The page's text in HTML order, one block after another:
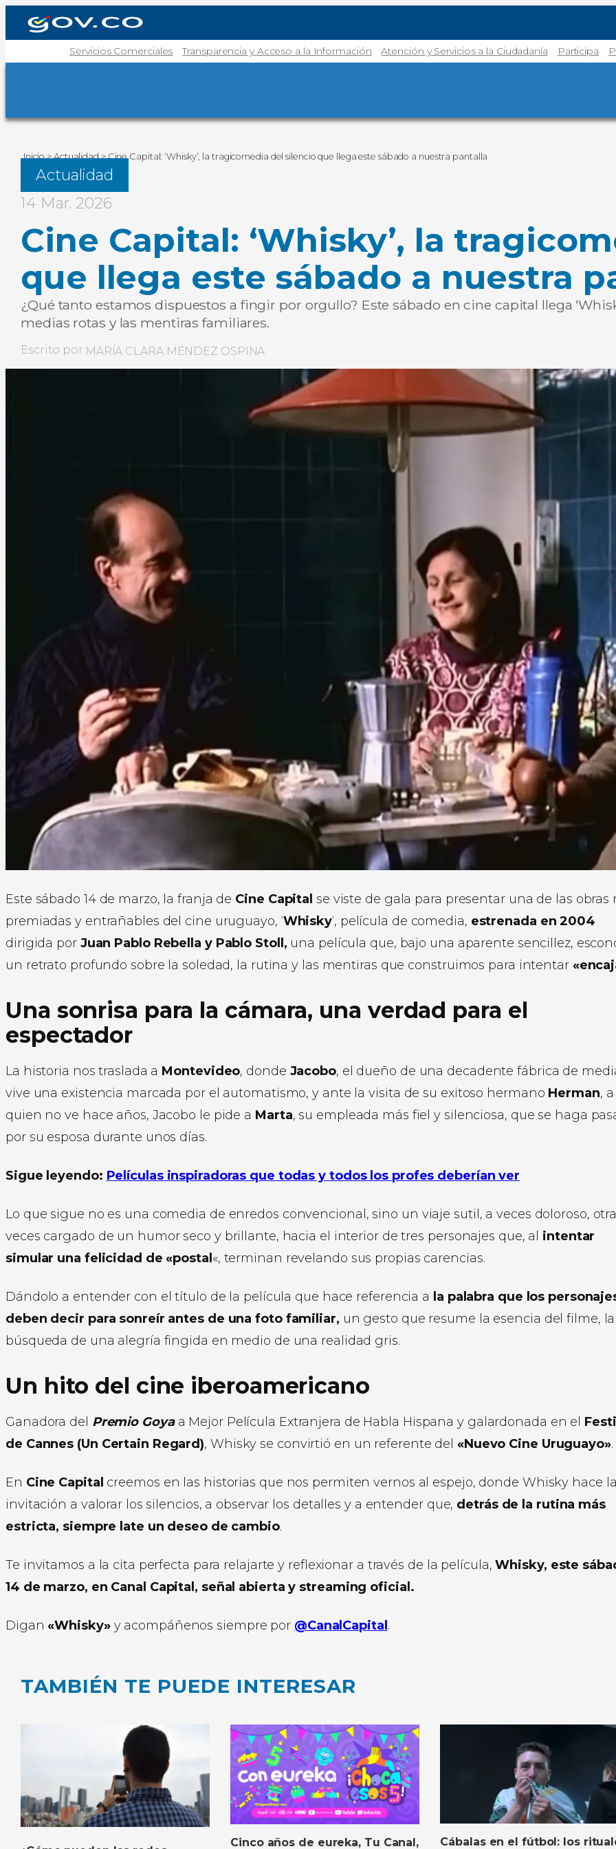
Servicios Comerciales Transparencia y Acceso a la Información Atención y Servicios a la Ciudadanía Participa
Inicio>Actualidad>Cine Capital: ‘Whisky’, la tragicomedia del silencio que llega este sábado a nuestra pantalla
Actualidad
14 Mar. 2026
Cine Capital: ‘Whisky’, la
que llega este sábado a nuestra
¿Qué tanto estamos dispuestos a fingir por orgullo? Este sábado en cine capital llega
medias rotas y las mentiras familiares.
Escrito por:MARÍA CLARA MÉNDEZ OSPINA
Este sábado 14 de marzo, la franja de Cine Capital se viste de gala para presentar una de las obras
premiadas y entrañables del cine uruguayo, ‘Whisky‘, película de comedia, estrenada en 2004
dirigida por Juan Pablo Rebella y Pablo Stoll, una película que, bajo una aparente sencillez,
un retrato profundo sobre la soledad, la rutina y las mentiras que construimos para intentar
Una sonrisa para la cámara, una verdad para el
espectador
La historia nos traslada a Montevideo, donde Jacobo, el dueño de una decadente fábrica de
vive una existencia marcada por el automatismo, y ante la visita de su exitoso hermano Herman, a
quien no ve hace años, Jacobo le pide a Marta, su empleada más fiel y silenciosa, que se haga
por su esposa durante unos días.
Sigue leyendo: Películas inspiradoras que todas y todos los profes deberían ver
Lo que sigue no es una comedia de enredos convencional, sino un viaje sutil, a veces doloroso,
veces cargado de un humor seco y brillante, hacia el interior de tres personajes que, al intentar
simular una felicidad de «postal«, terminan revelando sus propias carencias.
Dándolo a entender con el título de la película que hace referencia a la palabra que los
deben decir para sonreír antes de una foto familiar, un gesto que resume la esencia del filme, la
búsqueda de una alegría fingida en medio de una realidad gris.
Un hito del cine iberoamericano
Ganadora del Premio Goyaa Mejor Película Extranjera de Habla Hispana y galardonada en el
de Cannes (Un Certain Regard), Whisky se convirtió en un referente del «Nuevo Cine Uruguayo».
En Cine Capital creemos en las historias que nos permiten vernos al espejo, donde Whisky hace la
invitación a valorar los silencios, a observar los detalles y a entender que, detrás de la rutina más
estricta, siempre late un deseo de cambio.
Te invitamos a la cita perfecta para relajarte y reflexionar a través de la película,Whisky, este
14 de marzo, en Canal Capital, señal abierta y streaming oficial.
Digan«Whisky»y acompáñenos siempre por @CanalCapital.
TAMBIÉN TE PUEDE INTERESAR
Cinco años de eureka, Tu Canal, Cábalas en el fútbol: los